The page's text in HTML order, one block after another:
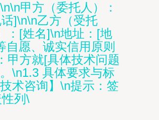
甲方（委托人）：
]\n\n乙方（受托
：[姓名]\n地址：[地
愿、诚实信用原则
甲方就[具体技术问题
\n1.3 具体要求与标
术咨询】\n提示：签
列\